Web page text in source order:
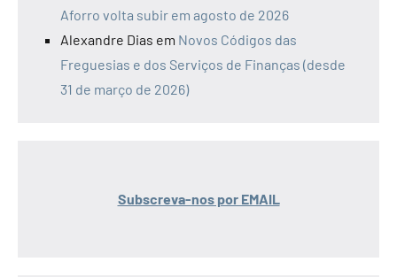
Aforro volta subir em agosto de 2026
Alexandre Dias em Novos Códigos das
Freguesias e dos Serviços de Finanças (desde
31 de março de 2026)
Subscreva-nos por EMAIL